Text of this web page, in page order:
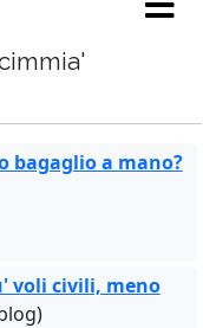
bagaglio a mano?
voli civili, meno